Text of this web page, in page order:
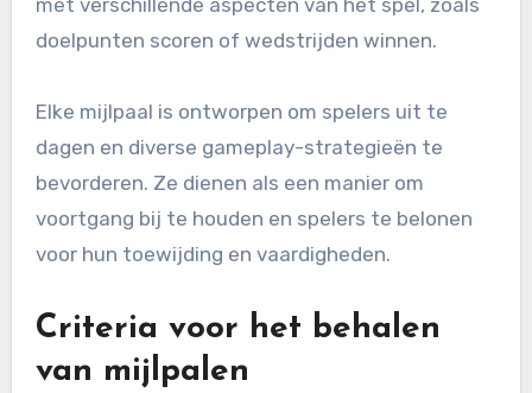
met verschillende aspecten van het spel, zoals
doelpunten scoren of wedstrijden winnen.
Elke mijlpaal is ontworpen om spelers uit te
dagen en diverse gameplay-strategieën te
bevorderen. Ze dienen als een manier om
voortgang bij te houden en spelers te belonen
voor hun toewijding en vaardigheden.
Criteria voor het behalen
van mijlpalen